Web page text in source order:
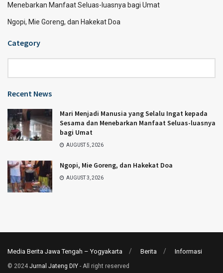
Menebarkan Manfaat Seluas-luasnya bagi Umat
Ngopi, Mie Goreng, dan Hakekat Doa
Category
Recent News
Mari Menjadi Manusia yang Selalu Ingat kepada
Sesama dan Menebarkan Manfaat Seluas-luasnya
bagi Umat
AUGUST 5, 2026
Ngopi, Mie Goreng, dan Hakekat Doa
AUGUST 3, 2026
Media Berita Jawa Tengah – Yogyakarta Berita Informasi
© 2024 Jurnal Jateng DIY - All right reserved